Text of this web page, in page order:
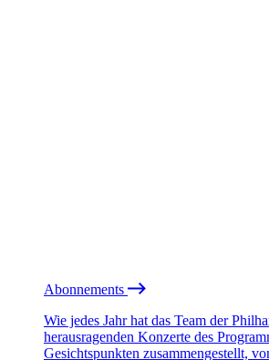
Abonnements
Wie jedes Jahr hat das Team der
herausragenden Konzerte des
Gesichtspunkten zusammengestellt,